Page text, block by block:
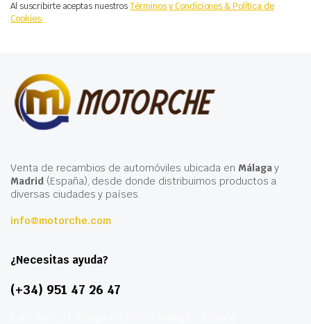
Al suscribirte aceptas nuestrosTérminos y Condiciones & Política de
Cookies.
Venta de recambios de automóviles ubicada en Málagay
Madrid(España), desde donde distribuimos productos a
diversas ciudades y países.
info@motorche.com
¿Necesitas ayuda?
(+34) 951 47 26 47